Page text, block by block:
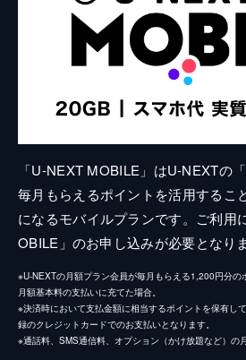
「U-NEXT MOBILE」はU-NEXTの
毎月もらえるポイントを活用するこ
になるモバイルプランです。ご利用
OBILE」のお申し込みが必要となりま
※U-NEXTの月額プラン会員が毎月もらえる1,200円分
月額基本料の支払いに充てた場合。
※決済時において支払金額に相当するポイントを保有し
録のクレジットカードでのお支払いとなります。
※通話料、SMS通信料、オプション（かけ放題など）の